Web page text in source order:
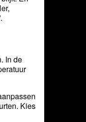
In de
Kies